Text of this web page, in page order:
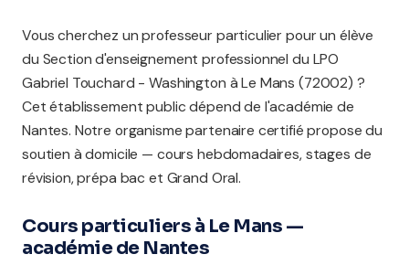
Vous cherchez un professeur particulier pour un élève
du Section d'enseignement professionnel du LPO
Gabriel Touchard - Washington à Le Mans (72002) ?
Cet établissement public dépend de l'académie de
Nantes. Notre organisme partenaire certifié propose du
soutien à domicile — cours hebdomadaires, stages de
révision, prépa bac et Grand Oral.
Cours particuliers à Le Mans —
académie de Nantes